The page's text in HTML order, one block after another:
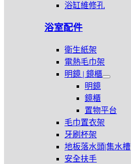
浴缸維修孔
浴室配件
衛生紙架
電熱毛巾架
明鏡 | 鏡櫃
鏡
明鏡
鏡櫃
置物平台
毛巾置衣架
牙刷杯架
地板落水頭|集水槽
安全扶手